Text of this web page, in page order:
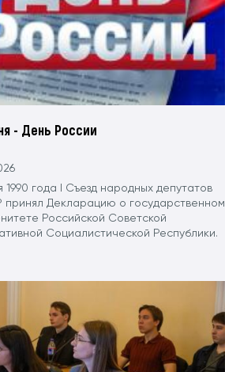
- День России
1990 года I Съезд народных депутатов
Декларацию о государственном
Российской Советской
Социалистической Республики.